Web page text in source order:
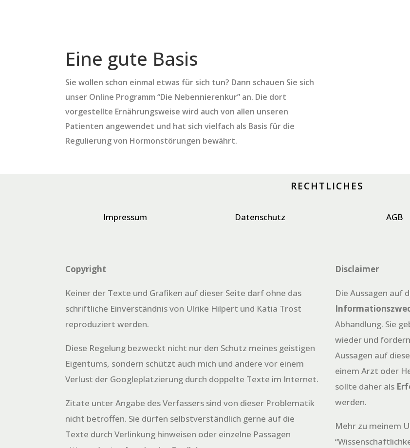
Eine gute Basis
Sie wollen schon einmal etwas für sich tun? Dann schauen Sie sich
unser Online Programm “Die Nebennierenkur” an. Die dort
vorgestellte Ernährungsweise wird auch von allen unseren
Patienten angewendet und hat sich vielfach als Basis für die
Regulierung von Hormonstörungen bewährt.
RECHTLICHES
Impressum Datenschutz AGB
Copyright
Keiner der Texte und Grafiken auf dieser Seite darf ohne das
schriftliche Einverständnis von Ulrike Hilpert und Katia Trost
reproduziert werden.
Diese Regelung bezweckt nicht nur den Schutz meines geistigen
Eigentums, sondern schützt auch mich und andere vor einem
Verlust der Googleplatzierung durch doppelte Texte im Internet.
Zitate unter Angabe des Verfassers sind von dieser Problematik
nicht betroffen. Sie dürfen selbstverständlich gerne auf die
Texte durch Verlinkung hinweisen oder einzelne Passagen
Disclaimer
Die Aussagen auf
Abhandlung. Sie
wieder und
Aussagen auf
einem Arzt oder
sollte daher als
werden.
Mehr zu meinem